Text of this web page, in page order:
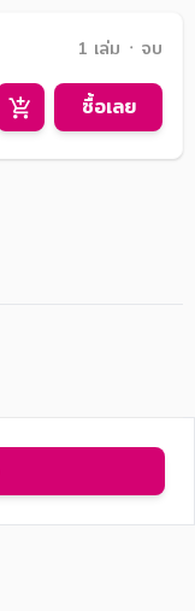
1 เล่ม ᛫ จบ
ซื้อเลย